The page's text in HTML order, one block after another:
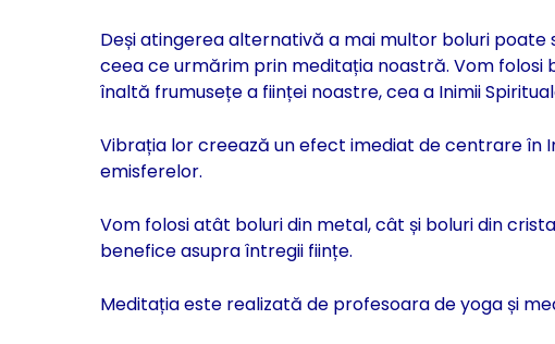
Deși atingerea alternativă a mai multor boluri
ceea ce urmărim prin meditația noastră. Vom
înaltă frumusețe a ființei noastre, cea a Inimii
Vibrația lor creează un efect imediat de centrare în
emisferelor.
Vom folosi atât boluri din metal, cât și boluri din
benefice asupra întregii ființe.
Meditația este realizată de profesoara de yoga și